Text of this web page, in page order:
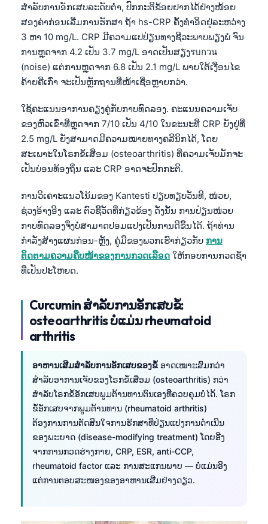
ສຳລັບການອັກເສບລະດັບຕໍ່າ, ປົກກະຕິຂ້ອຍຢາກໄດ້ຢ່າງໜ້ອຍ
ສອງຄ່າກ່ອນເລີ່ມການຮັກສາ ຖ້າ hs-CRP ຄັ້ງທຳອິດຢູ່ລະຫວ່າງ
3 ຫາ 10 mg/L. CRP ມີຄວາມແປປ່ຽນທາງຊີວະພາບພຽງພໍ ຈົນ
ການຫຼຸດຈາກ 4.2 ເປັນ 3.7 mg/L ອາດເປັນສຽງรบกวน
(noise) ແຕ່ການຫຼຸດຈາກ 6.8 ເປັນ 2.1 mg/L ພາຍໃຕ້ເງື່ອນໄຂ
ຄ້າຍຄືເກົ່າ ຈະເປັນຫຼັກຖານທີ່ໜ້າເຊື່ອຫຼາຍກວ່າ.
ໃຊ້ຄະແນນອາການຄຽງຄູ່ກັບກາບທົດລອງ. ຄະແນນຄວາມເຈັບ
ຂອງຫົວເຂົ່າທີ່ຫຼຸດຈາກ 7/10 ເປັນ 4/10 ໃນຂະນະທີ່ CRP ຍັງຢູ່ທີ່
2.5 mg/L ຍັງສາມາດມີຄວາມໝາຍທາງຄລີນິກໄດ້, ໂດຍ
ສະເພາະໃນໂຣກຂໍ້ເສື່ອມ (osteoarthritis) ທີ່ຄວາມເຈັບມັກຈະ
ເປັນບ່ອນທ້ອງຖິ່ນ ແລະ CRP ອາດຈະປົກກະຕິ.
ການວິເຄາະແນວໂນ້ມຂອງ Kantesti ປຽບທຽບວັນທີ, ໜ່ວຍ,
ຊ່ວງອ້າງອີງ ແລະ ຕົວຊີ້ວັດທີ່ກ່ຽວຂ້ອງ ດັ່ງນັ້ນ ການປ່ຽນໜ່ວຍ
ກາບທົດລອງຈຶ່ງບໍ່ສາມາດປອມແປງເປັນການດີຂຶ້ນໄດ້. ຖ້າທ່ານ
ກຳລັງສ້າງແຜນກ່ອນ-ຫຼັງ, ຄູ່ມືຂອງພວກເຮົາກ່ຽວກັບ ການ
ຕິດຕາມຄວາມຄືບໜ້າຂອງການກວດເລືອດ ໃຫ້ກອບການກວດຊ້ຳ
ທີ່ເປັນປະໂຫຍດ.
Curcumin ສຳລັບການອັກເສບຂໍ້:
osteoarthritis ບໍ່ແມ່ນ rheumatoid
arthritis
ອາຫານເສີມສຳລັບການອັກເສບຂອງຂໍ້ ອາດເໝາະສົມກວ່າ
ສຳລັບອາການເຈັບຂອງໂຣກຂໍ້ເສື່ອມ (osteoarthritis) ກວ່າ
ສຳລັບໂຣກຂໍ້ອັກເສບພູມຕ້ານທານຕົນເອງທີ່ຄວບຄຸມບໍ່ໄດ້. ໂຣກ
ຂໍ້ອັກເສບຈາກພູມຕ້ານທານ (rheumatoid arthritis)
ຕ້ອງການການຕັດສິນໃຈການຮັກສາທີ່ປ່ຽນແປງການດຳເນີນ
ຂອງພະຍາດ (disease-modifying treatment) ໂດຍອີງ
ຈາກການກວດຮ່າງກາຍ, CRP, ESR, anti-CCP,
rheumatoid factor ແລະ ການສະແກນພາບ — ບໍ່ແມ່ນອີງ
ແຕ່ການຕອບສະໜອງຂອງອາຫານເສີມຢ່າງດຽວ.